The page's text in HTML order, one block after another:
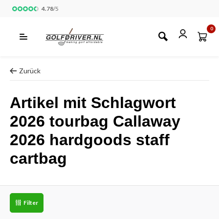
4.78/5
0
Zurück
Artikel mit Schlagwort
2026 tourbag Callaway
2026 hardgoods staff
cartbag
Filter